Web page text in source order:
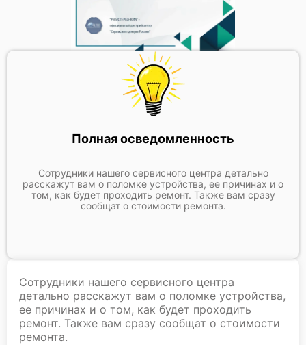
Fujitsu Primergy RX2530 M6
Fujitsu Primergy RX2530 M5
Полная осведомленность
Сотрудники нашего сервисного центра детально
расскажут вам о поломке устройства, ее причинах и о
том, как будет проходить ремонт. Также вам сразу
сообщат о стоимости ремонта.
Сотрудники нашего сервисного центра
детально расскажут вам о поломке устройства,
ее причинах и о том, как будет проходить
ремонт. Также вам сразу сообщат о стоимости
ремонта.